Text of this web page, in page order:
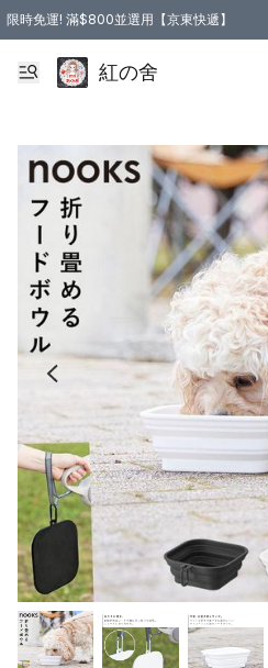
限時免運! 滿$800並選用【京東快遞】
紅の舍